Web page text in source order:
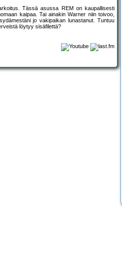
Tässä asussa REM on kaupallisesti
kaipaa. Tai ainakin Warner niin toivoo,
jo vakipaikan lunastanut. Tuntuu
löytyy sisäfilettä?